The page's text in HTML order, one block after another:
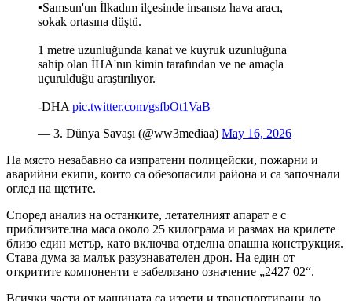
▪️Samsun'un İlkadım ilçesinde insansız hava aracı,
sokak ortasına düştü.
1 metre uzunluğunda kanat ve kuyruk uzunluğuna
sahip olan İHA'nın kimin tarafından ve ne amaçla
uçurulduğu araştırılıyor.
-DHA pic.twitter.com/gsfbOt1VaB
— 3. Dünya Savaşı (@ww3mediaa) May 16, 2026
На място незабавно са изпратени полицейски, пожарни и
аварийни екипи, които са обезопасили района и са започнали
оглед на щетите.
Според анализ на останките, летателният апарат е с
приблизителна маса около 25 килограма и размах на крилете
близо един метър, като включва отделна опашна конструкция.
Става дума за малък разузнавателен дрон. На един от
откритите компоненти е забелязано означение „2427 02“.